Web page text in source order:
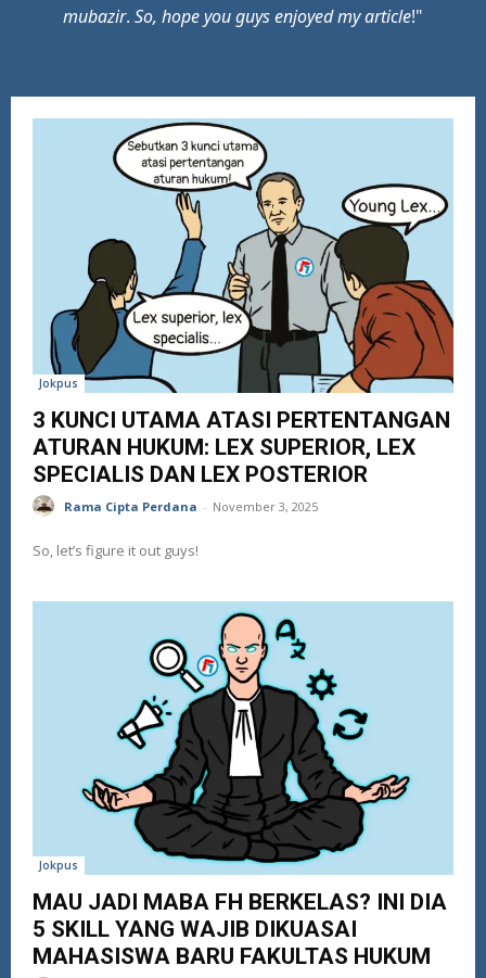
mubazir. So, hope you guys enjoyed my article!"
Jokpus
3 KUNCI UTAMA ATASI PERTENTANGAN
ATURAN HUKUM: LEX SUPERIOR, LEX
SPECIALIS DAN LEX POSTERIOR
Rama Cipta Perdana - November 3, 2025
So, let’s figure it out guys!
Jokpus
MAU JADI MABA FH BERKELAS? INI DIA
5 SKILL YANG WAJIB DIKUASAI
MAHASISWA BARU FAKULTAS HUKUM